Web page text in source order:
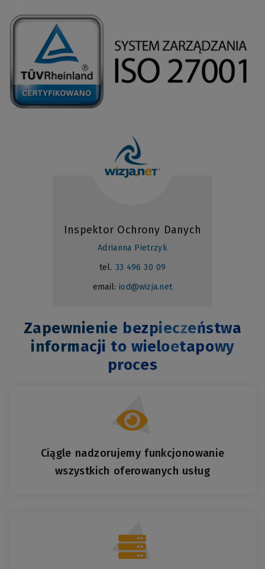
Inspektor Ochrony Danych
Adrianna Pietrzyk
tel. 33 496 30 09
email:iod@wizja.net
Zapewnienie bezpieczeństwa
informacji to wieloetapowy
proces
Ciągle nadzorujemy funkcjonowanie
wszystkich oferowanych usług